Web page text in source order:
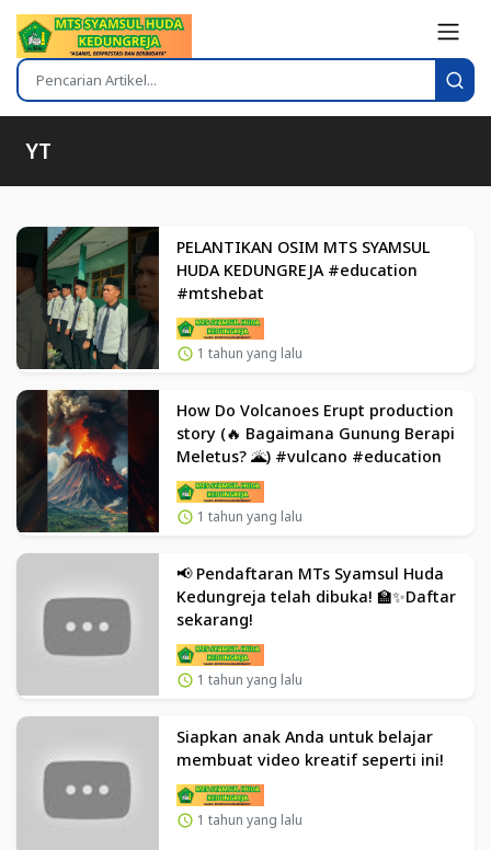
YT
PELANTIKAN OSIM MTS SYAMSUL
HUDA KEDUNGREJA #education
#mtshebat
1 tahun yang lalu
How Do Volcanoes Erupt production
story (🔥 Bagaimana Gunung Berapi
Meletus? 🌋) #vulcano #education
1 tahun yang lalu
📢 Pendaftaran MTs Syamsul Huda
Kedungreja telah dibuka! 🏫✨Daftar
sekarang!
1 tahun yang lalu
Siapkan anak Anda untuk belajar
membuat video kreatif seperti ini!
1 tahun yang lalu